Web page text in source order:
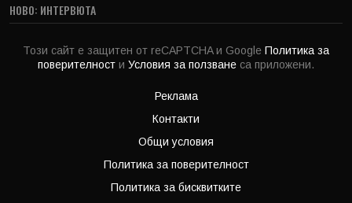
НОВО: ИНТЕРВЮТА
Този сайт е защитен от reCAPTCHA и Google Политика за
поверителност и Условия за ползване са приложени.
Реклама
Контакти
Общи условия
Политика за поверителност
Политика за бисквитките